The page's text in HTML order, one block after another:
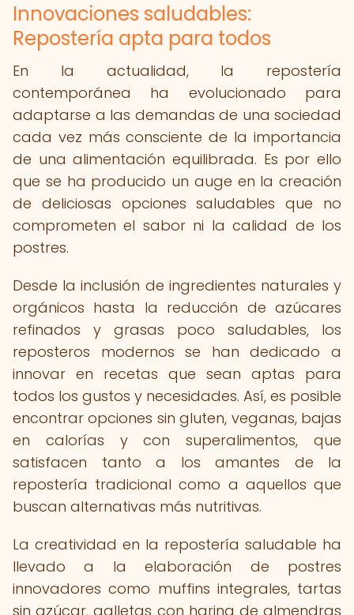
Innovaciones saludables:
Repostería apta para todos
En la actualidad, la repostería
contemporánea ha evolucionado para
adaptarse a las demandas de una sociedad
cada vez más consciente de la importancia
de una alimentación equilibrada. Es por ello
que se ha producido un auge en la creación
de deliciosas opciones saludables que no
comprometen el sabor ni la calidad de los
postres.
Desde la inclusión de ingredientes naturales y
orgánicos hasta la reducción de azúcares
refinados y grasas poco saludables, los
reposteros modernos se han dedicado a
innovar en recetas que sean aptas para
todos los gustos y necesidades. Así, es posible
encontrar opciones sin gluten, veganas, bajas
en calorías y con superalimentos, que
satisfacen tanto a los amantes de la
repostería tradicional como a aquellos que
buscan alternativas más nutritivas.
La creatividad en la repostería saludable ha
llevado a la elaboración de postres
innovadores como muffins integrales, tartas
sin azúcar, galletas con harina de almendras